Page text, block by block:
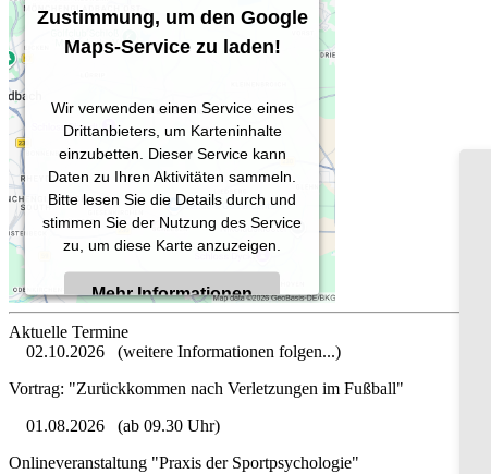
Zustimmung, um den Google
Maps-Service zu laden!
Wir verwenden einen Service eines
Drittanbieters, um Karteninhalte
einzubetten. Dieser Service kann
Daten zu Ihren Aktivitäten sammeln.
Bitte lesen Sie die Details durch und
stimmen Sie der Nutzung des Service
zu, um diese Karte anzuzeigen.
Mehr Informationen
Akzeptieren
Powered by
Management Platform
Aktuelle Termine
02.10.2026
(weitere Informationen folgen...)
Vortrag: "Zurückkommen nach Verletzungen im Fußball"
01.08.2026
(ab 09.30 Uhr)
Onlineveranstaltung "Praxis der Sportpsychologie"